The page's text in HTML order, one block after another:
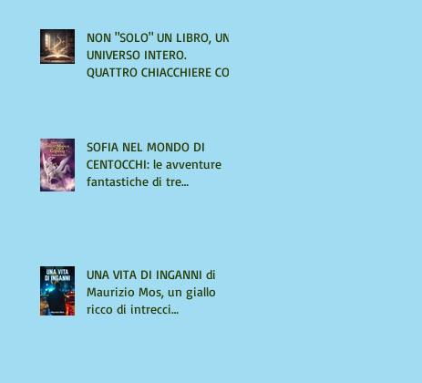
NON "SOLO" UN LIBRO, UN
UNIVERSO INTERO.
QUATTRO CHIACCHIERE CON
SOFIA NEL MONDO DI
CENTOCCHI: le avventure
fantastiche di tre
UNA VITA DI INGANNI di
Maurizio Mos, un giallo
ricco di intrecci